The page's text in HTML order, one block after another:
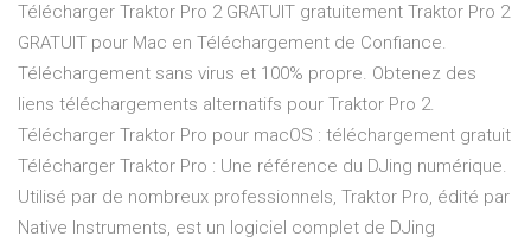
Télécharger Traktor Pro 2 GRATUIT gratuitement Traktor Pro 2
GRATUIT pour Mac en Téléchargement de Confiance.
Téléchargement sans virus et 100% propre. Obtenez des
liens téléchargements alternatifs pour Traktor Pro 2.
Télécharger Traktor Pro pour macOS : téléchargement gratuit
Télécharger Traktor Pro : Une référence du DJing numérique.
Utilisé par de nombreux professionnels, Traktor Pro, édité par
Native Instruments, est un logiciel complet de DJing